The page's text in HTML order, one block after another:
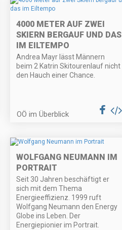
4000 METER AUF ZWEI
SKIERN BERGAUF UND DAS
IM EILTEMPO
Andrea Mayr lässt Männern
beim 2 Katrin Skitourenlauf nicht
den Hauch einer Chance.
OÖ im Überblick
WOLFGANG NEUMANN IM
PORTRAIT
Seit 30 Jahren beschäftigt er
sich mit dem Thema
Energieeffizienz. 1999 ruft
Wolfgang Neumann den Energy
Globe ins Leben. Der
Energiepionier im Portrait.